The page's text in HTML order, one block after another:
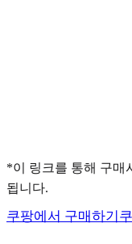
*이 링크를 통해 구매
됩니다.
쿠팡에서 구매하기